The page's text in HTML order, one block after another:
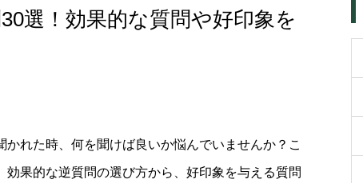
選！効果的な質問や好印象を
れた時、何を聞けば良いか悩んでいませんか？こ
果的な逆質問の選び方から、好印象を与える質問